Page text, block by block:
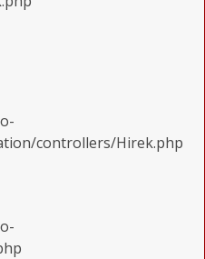
controllers/Hirek.php